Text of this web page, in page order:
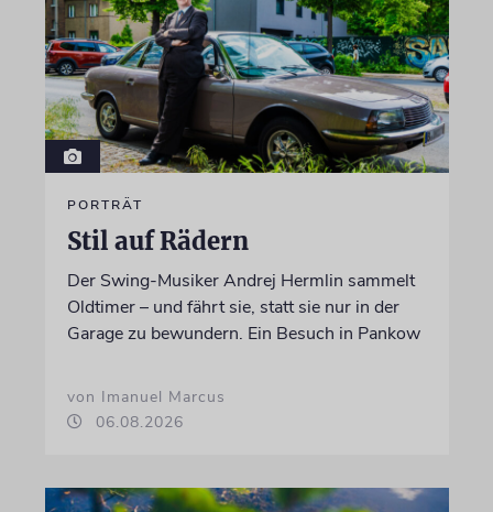
PORTRÄT
Stil auf Rädern
Der Swing-Musiker Andrej Hermlin sammelt
Oldtimer – und fährt sie, statt sie nur in der
Garage zu bewundern. Ein Besuch in Pankow
von Imanuel Marcus
06.08.2026